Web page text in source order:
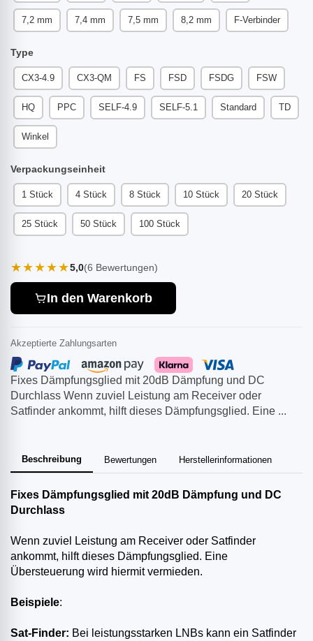
Fixes Dämpfungsglied mit 20dB Dämpfung und DC
Durchlass Wenn zuviel Leistung am Receiver oder
Satfinder ankommt, hilft dieses Dämpfungsglied. Eine ...
Beschreibung Bewertungen Herstellerinformationen
Fixes Dämpfungsglied mit 20dB Dämpfung und DC
Durchlass
Wenn zuviel Leistung am Receiver oder Satfinder
ankommt, hilft dieses Dämpfungsglied. Eine
Übersteuerung wird hiermit vermieden.
Beispiele:
Sat-Finder: Bei leistungsstarken LNBs kann ein Satfinder
7,2 mm 7,4 mm 7,5 mm 8,2 mm F-Verbinder
Type
CX3-4.9 CX3-QM FS FSD FSDG FSW
HQ PPC SELF-4.9 SELF-5.1 Standard TD
Winkel
Verpackungseinheit
1 Stück 4 Stück 8 Stück 10 Stück 20 Stück
25 Stück 50 Stück 100 Stück
★★★★★5,0(6 Bewertungen)
In den Warenkorb
Akzeptierte Zahlungsarten